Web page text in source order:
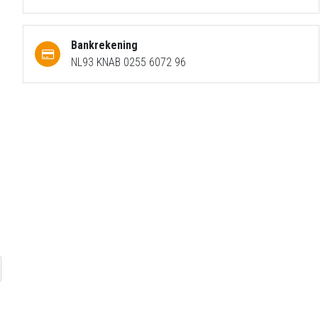
Bankrekening
NL93 KNAB 0255 6072 96